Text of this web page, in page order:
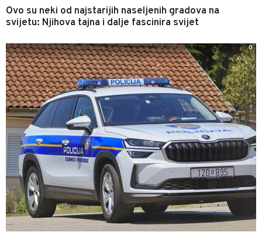
Ovo su neki od najstarijih naseljenih gradova na
svijetu: Njihova tajna i dalje fascinira svijet
0